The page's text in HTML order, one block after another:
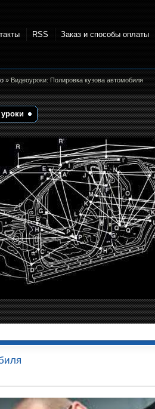
RSS Заказ и способы оплаты
» Видеоуроки: Полировка кузова автомобиля